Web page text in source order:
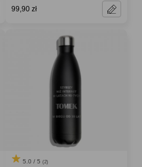
99,90 zł
5.0 / 5 (2)